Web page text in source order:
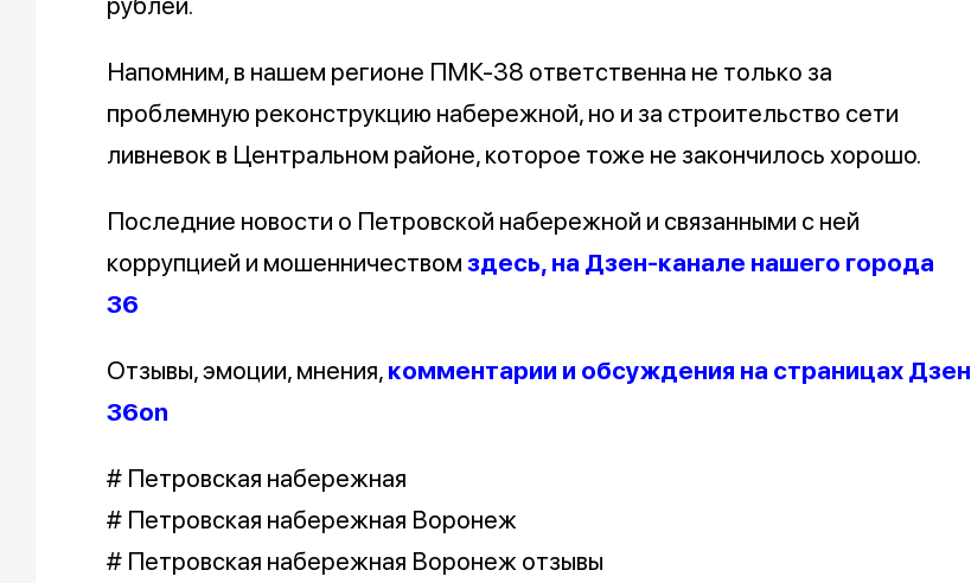
Напомним, в нашем регионе ПМК-38 ответственна не только за
проблемную реконструкцию набережной, но и за строительство сети
ливневок в Центральном районе, которое тоже не закончилось хорошо.
Последние новости о Петровской набережной и связанными с ней
коррупцией и мошенничеством здесь, на Дзен-канале нашего города
36
Отзывы, эмоции, мнения, комментарии и обсуждения на страницах Дзен
36on
# Петровская набережная
# Петровская набережная Воронеж
# Петровская набережная Воронеж отзывы